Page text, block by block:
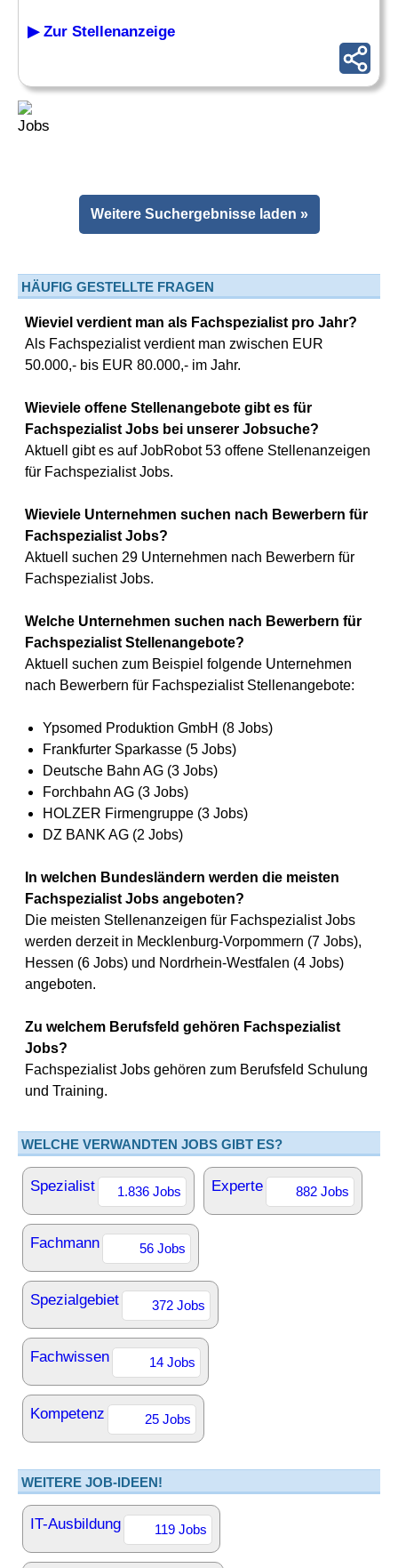
▶ Zur Stellenanzeige
Weitere Suchergebnisse laden »
HÄUFIG GESTELLTE FRAGEN
Wieviel verdient man als Fachspezialist pro Jahr?
Als Fachspezialist verdient man zwischen EUR
50.000,- bis EUR 80.000,- im Jahr.
Wieviele offene Stellenangebote gibt es für
Fachspezialist Jobs bei unserer Jobsuche?
Aktuell gibt es auf JobRobot 53 offene Stellenanzeigen
für Fachspezialist Jobs.
Wieviele Unternehmen suchen nach Bewerbern für
Fachspezialist Jobs?
Aktuell suchen 29 Unternehmen nach Bewerbern für
Fachspezialist Jobs.
Welche Unternehmen suchen nach Bewerbern für
Fachspezialist Stellenangebote?
Aktuell suchen zum Beispiel folgende Unternehmen
nach Bewerbern für Fachspezialist Stellenangebote:
Ypsomed Produktion GmbH (8 Jobs)
Frankfurter Sparkasse (5 Jobs)
Deutsche Bahn AG (3 Jobs)
Forchbahn AG (3 Jobs)
HOLZER Firmengruppe (3 Jobs)
DZ BANK AG (2 Jobs)
In welchen Bundesländern werden die meisten
Fachspezialist Jobs angeboten?
Die meisten Stellenanzeigen für Fachspezialist Jobs
werden derzeit in Mecklenburg-Vorpommern (7 Jobs),
Hessen (6 Jobs) und Nordrhein-Westfalen (4 Jobs)
angeboten.
Zu welchem Berufsfeld gehören Fachspezialist
Jobs?
Fachspezialist Jobs gehören zum Berufsfeld Schulung
und Training.
WELCHE VERWANDTEN JOBS GIBT ES?
Spezialist 1.836 Jobs Experte 882 Jobs
Fachmann 56 Jobs
Spezialgebiet 372 Jobs
Fachwissen 14 Jobs
Kompetenz 25 Jobs
WEITERE JOB-IDEEN!
IT-Ausbildung 119 Jobs